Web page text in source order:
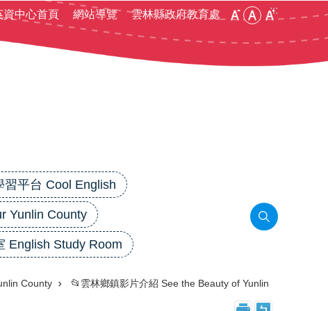
:::
資中心首頁 網站導覽 雲林縣政府教育處
習平台 Cool English
Yunlin County
English Study Room
County 📂雲林鄉鎮影片介紹 See the Beauty of Yunlin